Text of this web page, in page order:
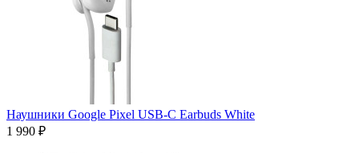
Наушники Google Pixel USB-C Earbuds White
1 990 ₽